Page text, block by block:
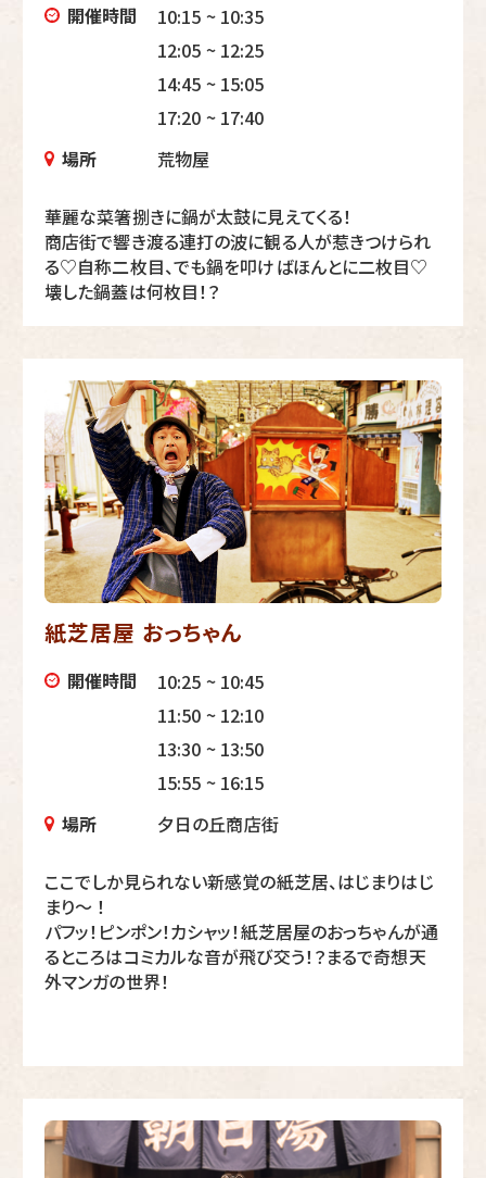
開催時間
10:15 ~ 10:35
12:05 ~ 12:25
14:45 ~ 15:05
17:20 ~ 17:40
場所
荒物屋
華麗な菜箸捌きに鍋が太鼓に見えてくる！
商店街で響き渡る連打の波に観る人が惹きつけられ
る♡自称二枚目、でも鍋を叩けばほんとに二枚目♡
壊した鍋蓋は何枚目！？
紙芝居屋 おっちゃん
開催時間
10:25 ~ 10:45
11:50 ~ 12:10
13:30 ~ 13:50
15:55 ~ 16:15
場所
夕日の丘商店街
ここでしか見られない新感覚の紙芝居、はじまりはじ
まり～ ！
パフッ！ピンポン！カシャッ！紙芝居屋のおっちゃんが通
るところはコミカルな音が飛び交う！？まるで奇想天
外マンガの世界！